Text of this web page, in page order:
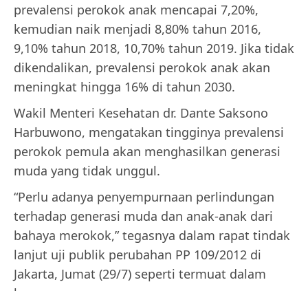
prevalensi perokok anak mencapai 7,20%,
kemudian naik menjadi 8,80% tahun 2016,
9,10% tahun 2018, 10,70% tahun 2019. Jika tidak
dikendalikan, prevalensi perokok anak akan
meningkat hingga 16% di tahun 2030.
Wakil Menteri Kesehatan dr. Dante Saksono
Harbuwono, mengatakan tingginya prevalensi
perokok pemula akan menghasilkan generasi
muda yang tidak unggul.
“Perlu adanya penyempurnaan perlindungan
terhadap generasi muda dan anak-anak dari
bahaya merokok,” tegasnya dalam rapat tindak
lanjut uji publik perubahan PP 109/2012 di
Jakarta, Jumat (29/7) seperti termuat dalam